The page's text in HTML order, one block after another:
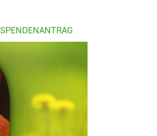
SPENDENANTRAG